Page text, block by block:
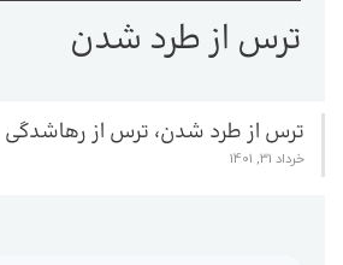
ترس از طرد شدن
ترس از طرد شدن، ترس از رهاشدگی
خرداد 31, 1401